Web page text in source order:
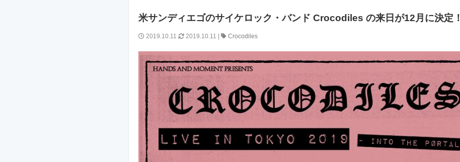
米サンディエゴのサイケロック・バンド Crocodiles の来日が12月に決定！
2019.10.11 2019.10.11 | Crocodiles